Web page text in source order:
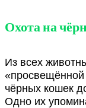
Охота на
Из всех
чёрных кошек
Одно их